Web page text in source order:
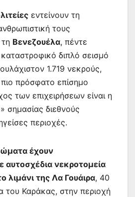
εντείνουν τη
τους
Βενεζουέλα, πέντε
διπλό σεισμό
1.719 νεκρούς,
πρόσφατο επίσημο
των επιχειρήσεων είναι η
σημασίας διεθνούς
περιοχές.
έχουν
αυτοσχέδια νεκροτομεία
λιμάνι της Λα Γουάιρα, 40
του Καράκας, στην περιοχή